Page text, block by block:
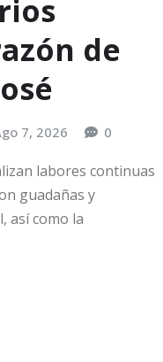
de
7, 2026 0
labores continuas
guadañas y
así como la